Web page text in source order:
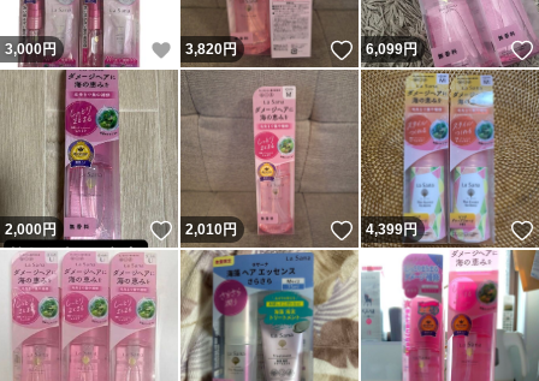
3,000円 いいね！
3,820円 いいね！
6,099円
2,000円 いいね！
2,010円 いいね！
4,399円